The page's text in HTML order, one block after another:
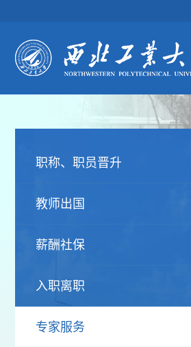
职称、职员晋升
教师出国
薪酬社保
入职离职
专家服务